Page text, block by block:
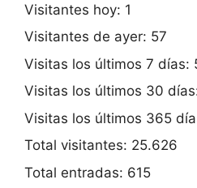
Visitantes hoy: 1
Visitantes de ayer: 57
Visitas los últimos 7 días:
Visitas los últimos 30
Visitas los últimos 365
Total visitantes: 25.626
Total entradas: 615